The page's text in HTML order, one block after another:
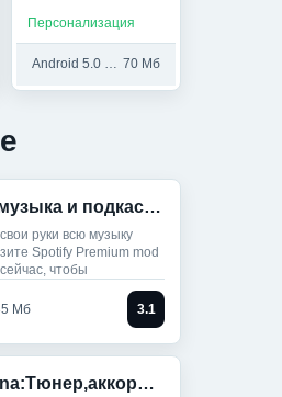
Персонализация
Android 5.0 и выше 70 Мб
Spotify: музыка и подкасты (Мод, Всё разблокировано)
руки всю музыку
Spotify Premium mod
чтобы
Мб 3.1
GuitarTuna:Тюнер,аккорды,песни (Мод, Premium Unlocked)